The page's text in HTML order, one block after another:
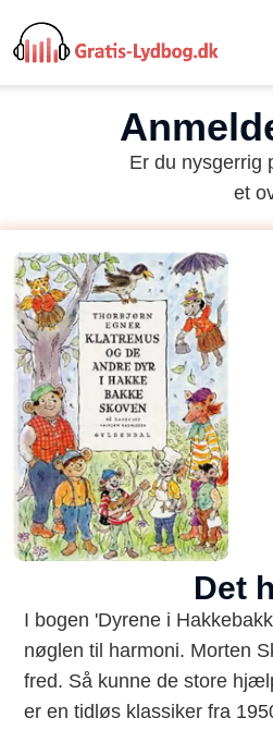
Er du nysgerrig
et
Det
I bogen 'Dyrene i
nøglen til harmoni. Morten
fred. Så kunne de store
er en tidløs klassiker fra